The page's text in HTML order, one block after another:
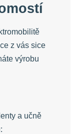
z vás sice
výrobu
a učně